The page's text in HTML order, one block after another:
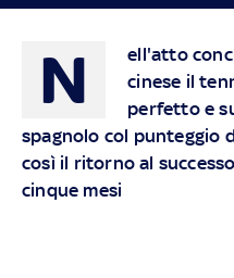
N
ell'atto
cinese il
perfetto e
spagnolo col punteggio
così il ritorno al
cinque mesi